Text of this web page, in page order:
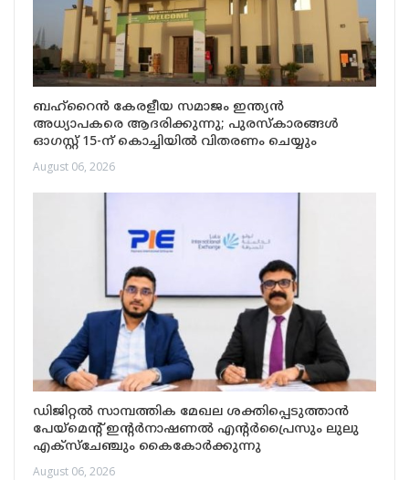
ബഹ്‌റൈൻ കേരളീയ സമാജം ഇന്ത്യൻ
അധ്യാപകരെ ആദരിക്കുന്നു; പുരസ്‌കാരങ്ങൾ
ഓഗസ്റ്റ് 15-ന് കൊച്ചിയിൽ വിതരണം ചെയ്യും
August 06, 2026
ഡിജിറ്റൽ സാമ്പത്തിക മേഖല ശക്തിപ്പെടുത്താൻ
പേയ്‌മെന്റ് ഇന്റർനാഷണൽ എന്റർപ്രൈസും ലുലു
എക്‌സ്‌ചേഞ്ചും കൈകോർക്കുന്നു
August 06, 2026